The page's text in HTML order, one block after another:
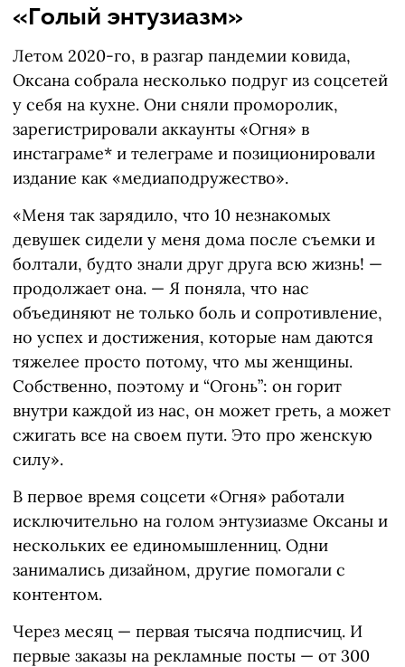
«Голый энтузиазм»
Летом 2020-го, в разгар пандемии ковида,
Оксана собрала несколько подруг из соцсетей
у себя на кухне. Они сняли проморолик,
зарегистрировали аккаунты «Огня» в
инстаграме* и телеграме и позиционировали
издание как «медиаподружество».
«Меня так зарядило, что 10 незнакомых
девушек сидели у меня дома после съемки и
болтали, будто знали друг друга всю жизнь! —
продолжает она. — Я поняла, что нас
объединяют не только боль и сопротивление,
но успех и достижения, которые нам даются
тяжелее просто потому, что мы женщины.
Собственно, поэтому и “Огонь”: он горит
внутри каждой из нас, он может греть, а может
сжигать все на своем пути. Это про женскую
силу».
В первое время соцсети «Огня» работали
исключительно на голом энтузиазме Оксаны и
нескольких ее единомышленниц. Одни
занимались дизайном, другие помогали с
контентом.
Через месяц — первая тысяча подписчиц. И
первые заказы на рекламные посты — от 300